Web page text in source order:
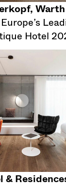
Hotel
&